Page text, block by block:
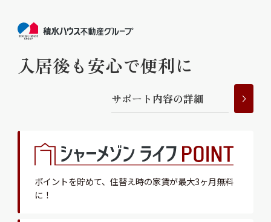
入居後も安心で便利に
サポー ト 内容の詳細
ポイントを貯めて、 住替え時の家賃が最大3ヶ月無料
に！